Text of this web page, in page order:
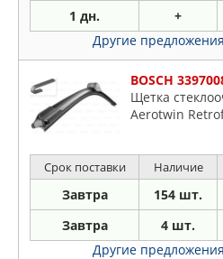
1 дн. +
Другие
BOSCH
Щетка
Aerotwin
Срок поставки Наличие
Завтра 154 шт.
Завтра 4 шт.
Другие